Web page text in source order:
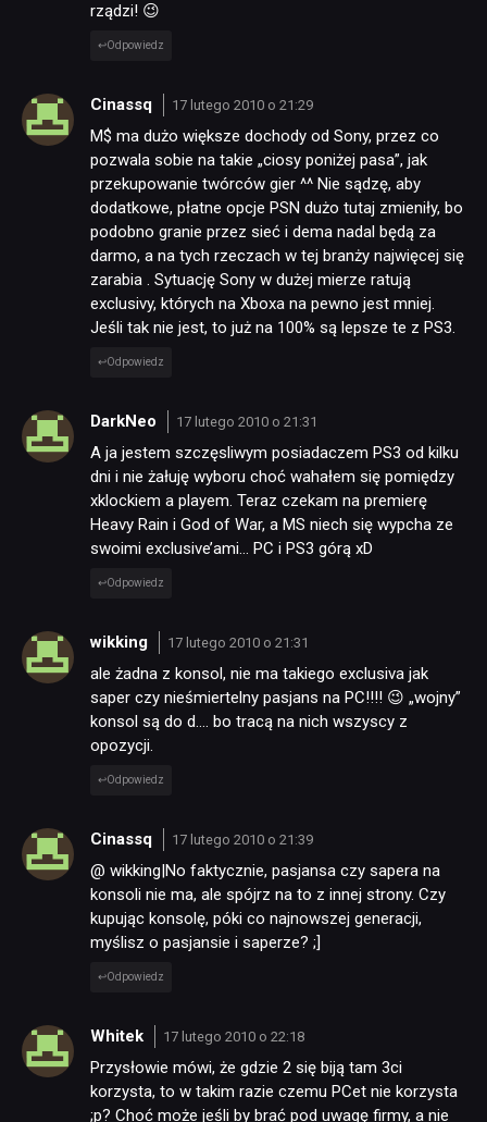
rządzi! 😉
Odpowiedz
Cinassq 17 lutego 2010 o 21:29
M$ ma dużo większe dochody od Sony, przez co
pozwala sobie na takie „ciosy poniżej pasa”, jak
przekupowanie twórców gier ^^ Nie sądzę, aby
dodatkowe, płatne opcje PSN dużo tutaj zmieniły, bo
podobno granie przez sieć i dema nadal będą za
darmo, a na tych rzeczach w tej branży najwięcej się
zarabia . Sytuację Sony w dużej mierze ratują
exclusivy, których na Xboxa na pewno jest mniej.
Jeśli tak nie jest, to już na 100% są lepsze te z PS3.
Odpowiedz
DarkNeo 17 lutego 2010 o 21:31
A ja jestem szczęsliwym posiadaczem PS3 od kilku
dni i nie żałuję wyboru choć wahałem się pomiędzy
xklockiem a playem. Teraz czekam na premierę
Heavy Rain i God of War, a MS niech się wypcha ze
swoimi exclusive’ami… PC i PS3 górą xD
Odpowiedz
wikking 17 lutego 2010 o 21:31
ale żadna z konsol, nie ma takiego exclusiva jak
saper czy nieśmiertelny pasjans na PC!!!! 😉 „wojny”
konsol są do d…. bo tracą na nich wszyscy z
opozycji.
Odpowiedz
Cinassq 17 lutego 2010 o 21:39
@ wikking|No faktycznie, pasjansa czy sapera na
konsoli nie ma, ale spójrz na to z innej strony. Czy
kupując konsolę, póki co najnowszej generacji,
myślisz o pasjansie i saperze? ;]
Odpowiedz
Whitek 17 lutego 2010 o 22:18
Przysłowie mówi, że gdzie 2 się biją tam 3ci
korzysta, to w takim razie czemu PCet nie korzysta
;p? Choć może jeśli by brać pod uwagę firmy, a nie